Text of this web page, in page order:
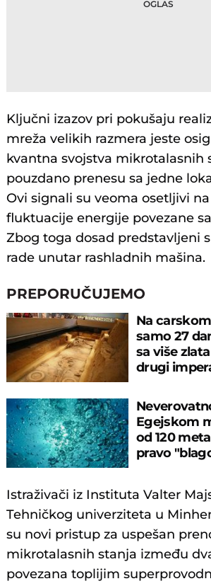
Ključni izazov pri pokušaju
mreža velikih razmera jeste
kvantna svojstva mikrotalasnih
pouzdano prenesu sa jedne
Ovi signali su veoma osetljivi
fluktuacije energije povezane
Zbog toga dosad predstavljeni
rade unutar rashladnih mašina.
PREPORUČUJEMO
Na
samo 27
sa više
drugi
Egejskom
od 120
pravo
Istraživači iz Instituta Valter
Tehničkog univerziteta u
su novi pristup za uspešan
mikrotalasnih stanja između
povezana toplijim